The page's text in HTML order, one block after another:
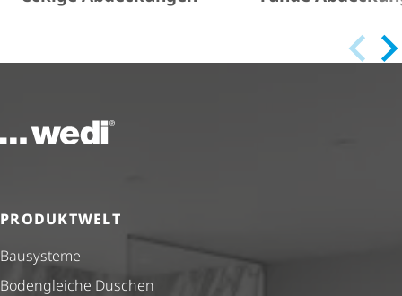
Zur Startseite
PRODUKTWELT
Bausysteme
Bodengleiche Duschen